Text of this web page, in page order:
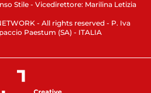
Stile - Vicedirettore: Marilina Letizia
- All rights reserved - P. Iva
Paestum (SA) - ITALIA